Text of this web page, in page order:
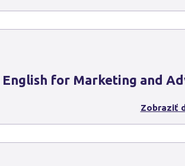
English for Marketing and
Zobraziť